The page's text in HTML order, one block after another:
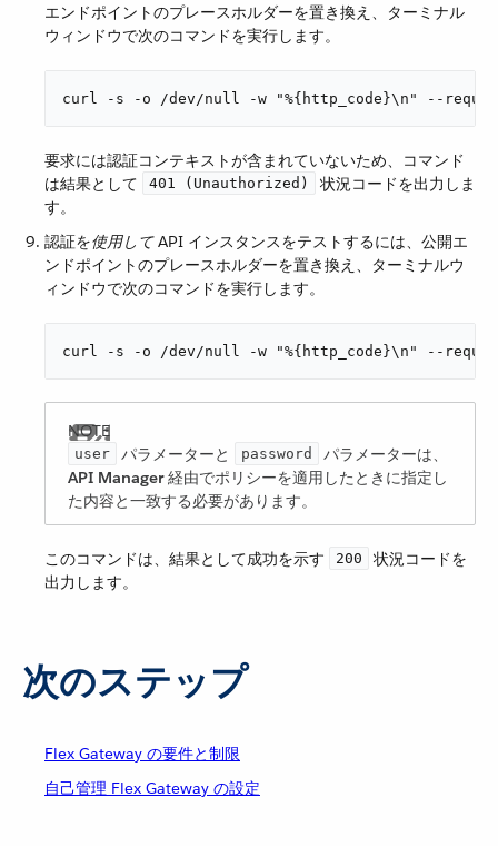
エンドポイントのプレースホルダーを置き換え、ターミナル
ウィンドウで次のコマンドを実行します。
curl -s -o /dev/null -w "%{http_code}\n" --
要求には認証コンテキストが含まれていないため、コマンド
は結果として ​
401 (Unauthorized)
​ 状況コードを出力しま
す。
認証を​使用して​ API インスタンスをテストするには、公開エ
ンドポイントのプレースホルダーを置き換え、ターミナルウ
ィンドウで次のコマンドを実行します。
curl -s -o /dev/null -w "%{http_code}\n" --
user ​ パラメーターと ​ password
​ パラメーターは、​
API Manager​ 経由でポリシーを適用したときに指定し
た内容と一致する必要があります。
このコマンドは、結果として成功を示す ​ 200
​ 状況コードを
出力します。
次のステップ
Flex Gateway の要件と制限
自己管理 Flex Gateway の設定